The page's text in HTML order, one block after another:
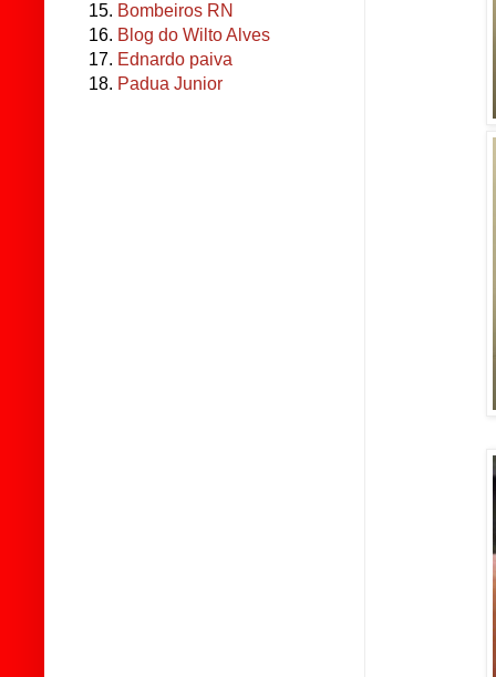
15. Bombeiros RN
16. Blog do Wilto Alves
17. Ednardo paiva
18. Padua Junior